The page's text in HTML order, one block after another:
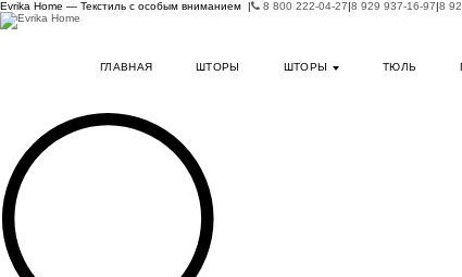
Evrika Home — Текстиль с особым вниманием | 8 800 222-04-27|8 929 937-16-97|8
ГЛАВНАЯ ШТОРЫ ШТОРЫ ТЮЛЬ